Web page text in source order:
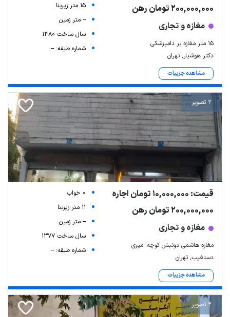
200,000,000 تومان رهن
مغازه و تجاری
۱۵ متر مغازه بر دامپزشکی
دکتر هوشیار, تهران
مشاهده جزییات
15 متر زیربنا
-- متر زمین
سال ساخت 1380
شماره طبقه: --
2 تصویر
قیمت: 10,000,000 تومان اجاره
200,000,000 تومان رهن
مغازه و تجاری
مغازه هاشمی دونبش کوچه امیری
دستغیب, تهران
مشاهده جزییات
0 خواب
11 متر زیربنا
-- متر زمین
سال ساخت 1377
شماره طبقه: --
2 تصویر